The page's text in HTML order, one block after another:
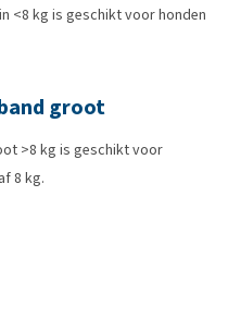
<8 kg is geschikt voor honden
groot
>8 kg is geschikt voor
8 kg.